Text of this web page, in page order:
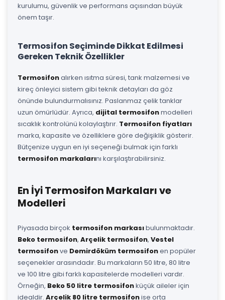
kurulumu, güvenlik ve performans açısından büyük
önem taşır.
Termosifon Seçiminde Dikkat Edilmesi
Gereken Teknik Özellikler
Termosifonalırken ısıtma süresi, tank malzemesi ve
kireç önleyici sistem gibi teknik detayları da göz
önünde bulundurmalısınız. Paslanmaz çelik tanklar
uzun ömürlüdür. Ayrıca, dijital termosifonmodelleri
sıcaklık kontrolünü kolaylaştırır. Termosifon fiyatları
marka, kapasite ve özelliklere göre değişiklik gösterir.
Bütçenize uygun en iyi seçeneği bulmak için farklı
termosifon markalarını karşılaştırabilirsiniz.
En İyi Termosifon Markaları ve
Modelleri
Piyasada birçok termosifon markasıbulunmaktadır.
Beko termosifon, Arçelik termosifon, Vestel
termosifonve Demirdöküm termosifonen popüler
seçenekler arasındadır. Bu markaların 50 litre, 80 litre
ve 100 litre gibi farklı kapasitelerde modelleri vardır.
Örneğin, Beko 50 litre termosifonküçük aileler için
idealdir. Arçelik 80 litre termosifonise orta